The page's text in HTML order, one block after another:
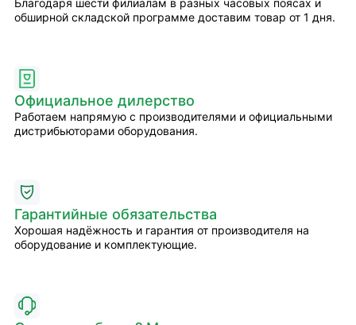
Благодаря шести филиалам в разных часовых поясах и
обширной складской программе доставим товар от 1 дня.
Официальное дилерство
Работаем напрямую с производителями и официальными
дистрибьюторами оборудования.
Гарантийные обязательства
Хорошая надёжность и гарантия от производителя на
оборудование и комплектующие.